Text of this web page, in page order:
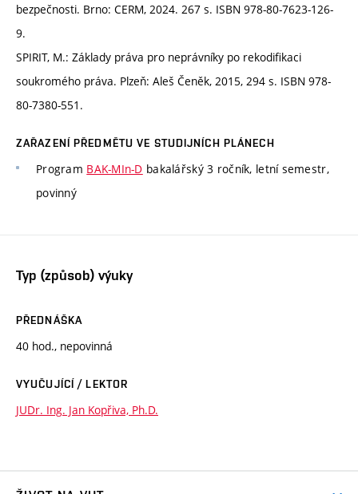
bezpečnosti. Brno: CERM, 2024. 267 s. ISBN 978-80-7623-126-
9.
SPIRIT, M.: Základy práva pro neprávníky po rekodifikaci
soukromého práva. Plzeň: Aleš Čeněk, 2015, 294 s. ISBN 978-
80-7380-551.
ZAŘAZENÍ PŘEDMĚTU VE STUDIJNÍCH PLÁNECH
Program BAK-MIn-D bakalářský 3 ročník, letní semestr,
povinný
Typ (způsob) výuky
PŘEDNÁŠKA
40 hod., nepovinná
VYUČUJÍCÍ / LEKTOR
JUDr. Ing. Jan Kopřiva, Ph.D.